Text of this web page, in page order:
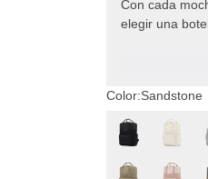
Con cada
elegir una
Color:Sandstone